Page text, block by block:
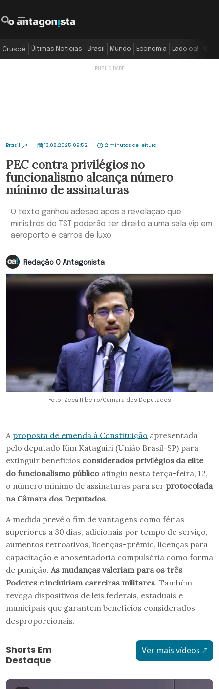
Crusoé Últimas Notícias Brasil Mundo Economia Lado oa!
Brasil 13.08.2025 09:52 2 minutos de leitura
PEC contra privilégios no
funcionalismo alcança número
mínimo de assinaturas
O texto ganhou adesão após a revelação que
ministros do TST poderão ter direito a uma sala vip em
aeroporto e carros de luxo
Redação O Antagonista
Foto: Zeca Ribeiro/Câmara dos Deputados
A proposta de emenda à Constituição apresentada
pelo deputado Kim Kataguiri (União Brasil-SP) para
extinguir benefícios considerados privilégios da elite
do funcionalismo público atingiu nesta terça-feira, 12,
o número mínimo de assinaturas para ser protocolada
na Câmara dos Deputados.
A medida prevê o fim de vantagens como férias
superiores a 30 dias, adicionais por tempo de serviço,
aumentos retroativos, licenças-prêmio, licenças para
capacitação e aposentadoria compulsória como forma
de punição. As mudanças valeriam para os três
Poderes e incluiriam carreiras militares. Também
revoga dispositivos de leis federais, estaduais e
municipais que garantem benefícios considerados
desproporcionais.
Shorts Em
Destaque
Ver mais vídeos